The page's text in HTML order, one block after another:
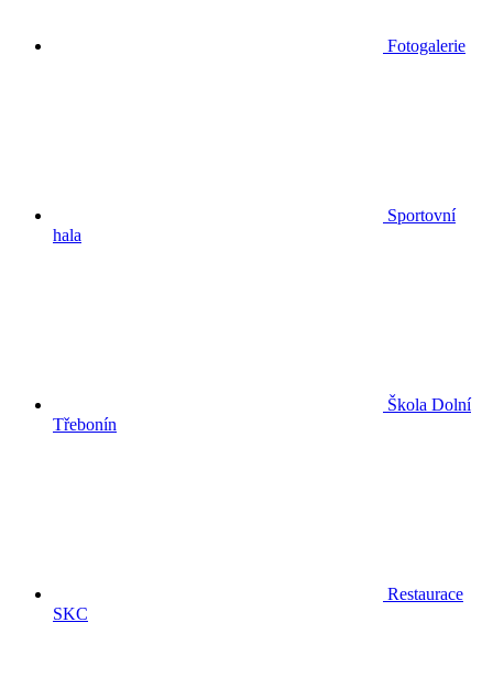
Fotogalerie
Sportovní
hala
Škola Dolní
Třebonín
Restaurace
SKC